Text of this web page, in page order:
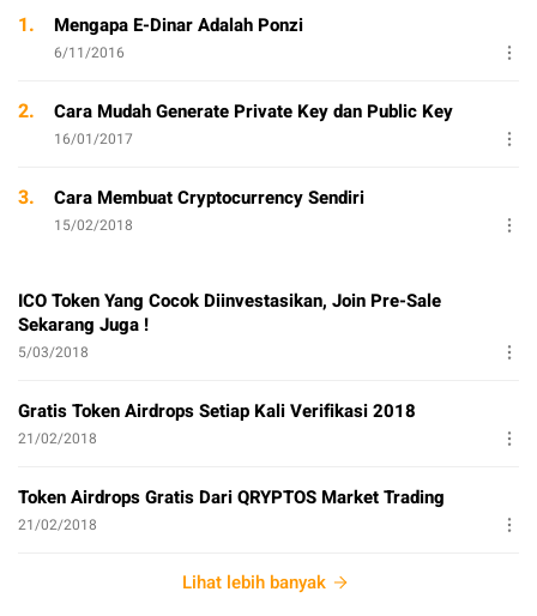
1. Mengapa E-Dinar Adalah Ponzi
6/11/2016
2. Cara Mudah Generate Private Key dan Public Key
16/01/2017
3. Cara Membuat Cryptocurrency Sendiri
15/02/2018
ICO Token Yang Cocok Diinvestasikan, Join Pre-Sale
Sekarang Juga !
5/03/2018
Gratis Token Airdrops Setiap Kali Verifikasi 2018
21/02/2018
Token Airdrops Gratis Dari QRYPTOS Market Trading
21/02/2018
Lihat lebih banyak